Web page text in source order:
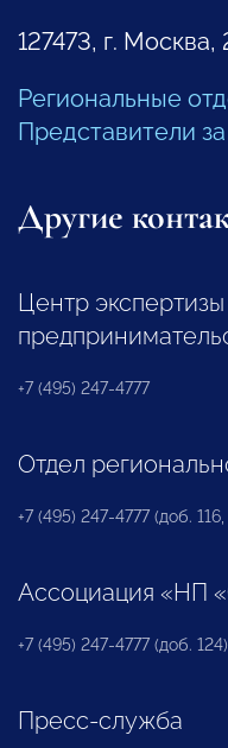
127473, г.
Региональные
Представители
Другие
Центр
+7 (495) 247-4777
Отдел
+7 (495) 247-4777 (доб. 116,
Ассоциация «НП
+7 (495) 247-4777 (доб. 124)
Пресс-служба